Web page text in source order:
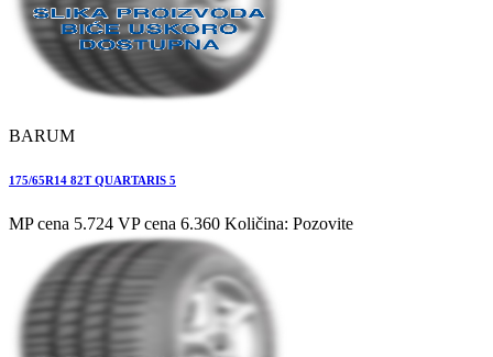
BARUM
175/65R14 82T QUARTARIS 5
MP cena 5.724 VP cena 6.360 Količina: Pozovite